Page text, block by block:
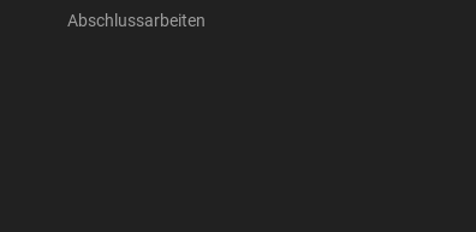
Abschlussarbeiten